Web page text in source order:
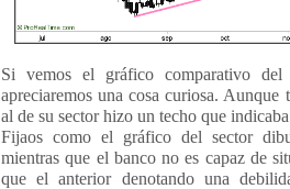
Si vemos el gráfico comparativo
apreciaremos una cosa curiosa.
al de su sector hizo un techo que
Fijaos como el gráfico del sector
mientras que el banco no es capaz de
que el anterior denotando una